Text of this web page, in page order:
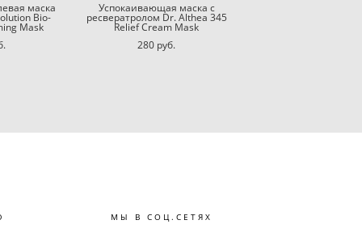
маска
Bio-
Mask
Успокаивающая маска с
ресвератролом Dr. Althea 345
Relief Cream Mask
280 pуб.
МЫ В СОЦ.СЕТЯХ